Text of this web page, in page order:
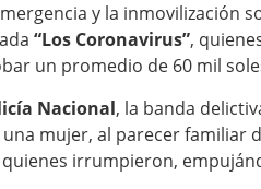
y la inmovilización
“Los Coronavirus”,
un promedio de 60 mil
Nacional, la banda
mujer, al parecer
irrumpieron,